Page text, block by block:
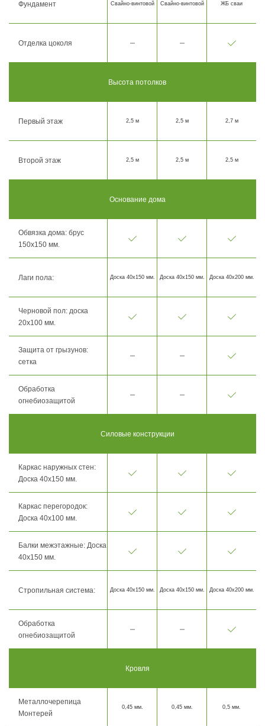
Фундамент Свайно-винтовой Свайно-винтовой ЖБ сваи
Отделка цоколя
Высота потолков
Первый этаж 2,5 м 2,5 м 2,7 м
Второй этаж 2,5 м 2,5 м 2,5 м
Основание дома
Обвязка дома: брус
150х150 мм.
Лаги пола: Доска 40х150 мм. Доска 40х150 мм. Доска 40х200 мм.
Черновой пол: доска
20х100 мм.
Защита от грызунов:
сетка
Обработка
огнебиозащитой
Силовые конструкции
Каркас наружных стен:
Доска 40х150 мм.
Каркас перегородок:
Доска 40х100 мм.
Балки межэтажные: Доска
40х150 мм.
Стропильная система: Доска 40х150 мм. Доска 40х150 мм. Доска 40х200 мм.
Обработка
огнебиозащитой
Кровля
Металлочерепица
Монтерей
0,45 мм. 0,45 мм. 0,5 мм.